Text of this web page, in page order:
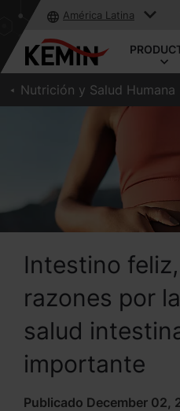
América Latina
Nutrición y Salud Humana
Intestino
razones por
salud
importante
Publicado December 02,